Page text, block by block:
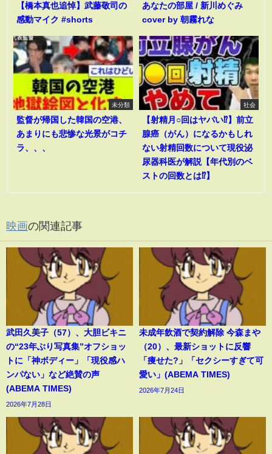
【橋本真也追悼】武藤敬司の
感動マイク #shorts
あなたの部屋 / 新川めぐみ
cover by 朝霧れな
未分類
監督が帰国した韓国の空港、
あまりにも悲惨な光景がコチ
ラ、、、
社会
【射精月○回はヤバい⁉︎】前立
腺癌（がん）になるかもしれ
ない射精回数について現役泌
尿器科医が解説【年代別のベ
ストの回数とは⁉︎】
映画の関連記事
武田久美子（57）、大胆ビキニ
の“23年ぶり写真集”オフショッ
トに「神ボディー」「現役感ハ
ンパない」など絶賛の声
(ABEMA TIMES)
2026年7月28日
未成年飲酒で契約解除 今森まや
（20）、最新ショットに反響
「痩せた?」「セクシーすぎて可
愛い」(ABEMA TIMES)
2026年7月24日